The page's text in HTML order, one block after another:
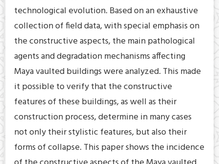
technological evolution. Based on an exhaustive
collection of field data, with special emphasis on
the constructive aspects, the main pathological
agents and degradation mechanisms affecting
Maya vaulted buildings were analyzed. This made
it possible to verify that the constructive
features of these buildings, as well as their
construction process, determine in many cases
not only their stylistic features, but also their
forms of collapse. This paper shows the incidence